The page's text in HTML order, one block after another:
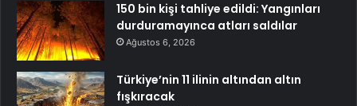
150 bin kişi tahliye edildi: Yangınları
durduramayınca atları saldılar
Ağustos 6, 2026
Türkiye’nin 11 ilinin altından altın
fışkıracak